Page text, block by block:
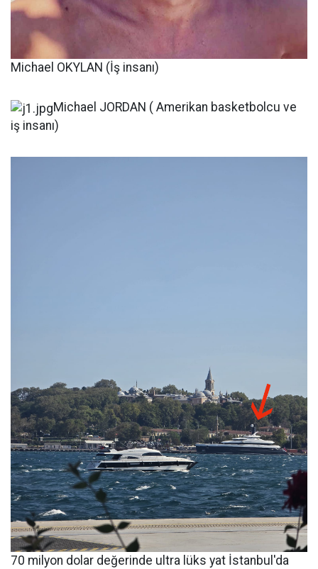
Michael OKYLAN (İş insanı)
Michael JORDAN ( Amerikan basketbolcu ve
iş insanı)
70 milyon dolar değerinde ultra lüks yat İstanbul'da